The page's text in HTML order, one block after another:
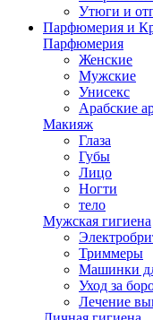
Утюги и
Парфюмерия и
Парфюмерия
Женские
Мужские
Унисекс
Арабские
Макияж
Глаза
Губы
Лицо
Ногти
тело
Мужская гигиена
Триммеры
Машинки
Уход за
Лечение